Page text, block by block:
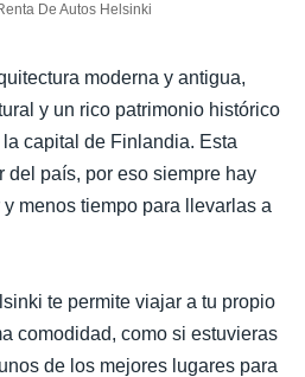
De Autos Helsinki
moderna y antigua,
y un rico patrimonio histórico
capital de Finlandia. Esta
del país, por eso siempre hay
menos tiempo para llevarlas a
te permite viajar a tu propio
comodidad, como si estuvieras
de los mejores lugares para